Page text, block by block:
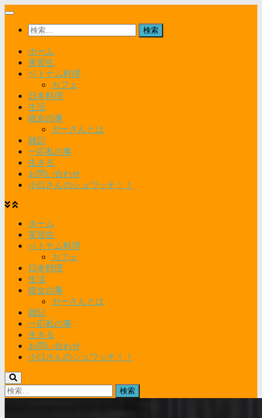
コ
検
索:
ホーム
実習生
ベトナム料理
カフェ
日本料理
生活
彼女の事
ガーさんとは
雑記
一応私の事
生きる
お問い合わせ
小口さんのシュワッチ！！
ホーム
実習生
ベトナム料理
カフェ
日本料理
生活
彼女の事
ガーさんとは
雑記
一応私の事
生きる
お問い合わせ
小口さんのシュワッチ！！
検
索: